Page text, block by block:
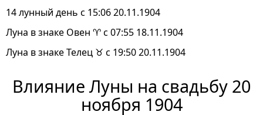
14 лунный день с 15:06 20.11.1904
Луна в знаке Овен ♈ с 07:55 18.11.1904
Луна в знаке Телец ♉ с 19:50 20.11.1904
Влияние Луны на свадьбу 20
ноября 1904